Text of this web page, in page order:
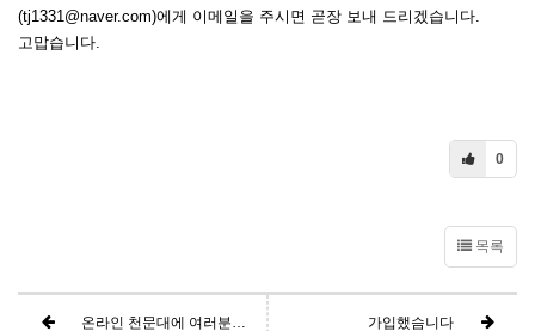
(tj1331@naver.com)에게 이메일을 주시면 곧장 보내 드리겠습니다.
고맙습니다.
0
목록
온라인 천문대에 여러분들을 환영합니다. 가입했슴니다